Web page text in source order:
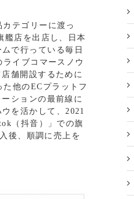
テゴリーに渡っ
艦店を出店し、日本
で行っている毎日
イブコマースノウ
舗開設するために
他のECプラットフ
ションの最前線に
を活かして、2021
（抖音）」での旗
後、順調に売上を